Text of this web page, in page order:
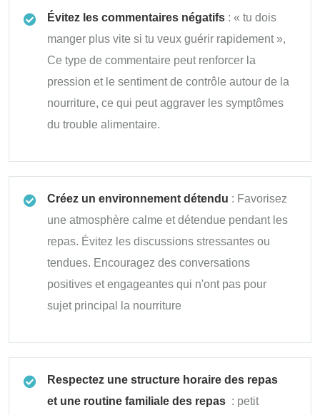
Évitez les commentaires négatifs : « tu dois
manger plus vite si tu veux guérir rapidement »,
Ce type de commentaire peut renforcer la
pression et le sentiment de contrôle autour de la
nourriture, ce qui peut aggraver les symptômes
du trouble alimentaire.
Créez un environnement détendu : Favorisez
une atmosphère calme et détendue pendant les
repas. Évitez les discussions stressantes ou
tendues. Encouragez des conversations
positives et engageantes qui n'ont pas pour
sujet principal la nourriture
Respectez une structure horaire des repas
et une routine familiale des repas : petit